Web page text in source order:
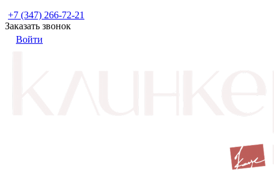
+7 (347) 266-72-21
Заказать звонок
Войти